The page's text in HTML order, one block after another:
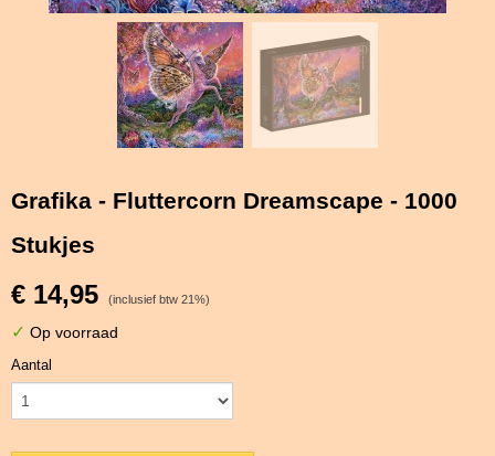
Grafika - Fluttercorn Dreamscape - 1000
Stukjes
€ 14,95 (inclusief btw 21%)
✓ Op voorraad
Aantal